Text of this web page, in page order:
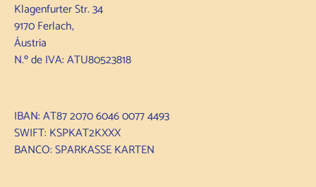
Klagenfurter Str. 34
9170 Ferlach,
Áustria
N.º de IVA: ATU80523818
IBAN: AT87 2070 6046 0077 4493
SWIFT: KSPKAT2KXXX
BANCO: SPARKASSE KARTEN